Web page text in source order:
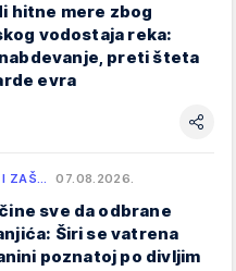
hitne mere zbog
vodostaja reka:
preti šteta
evra
I ZAŠ… 07.08.2026.
sve da odbrane
Širi se vatrena
poznatoj po divljim